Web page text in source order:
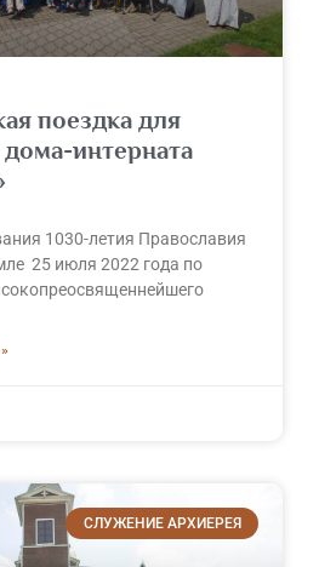
поездка для
интерната
1030-летия Православия
25 июля 2022 года по
СЛУЖЕНИЕ АРХИЕРЕЯ